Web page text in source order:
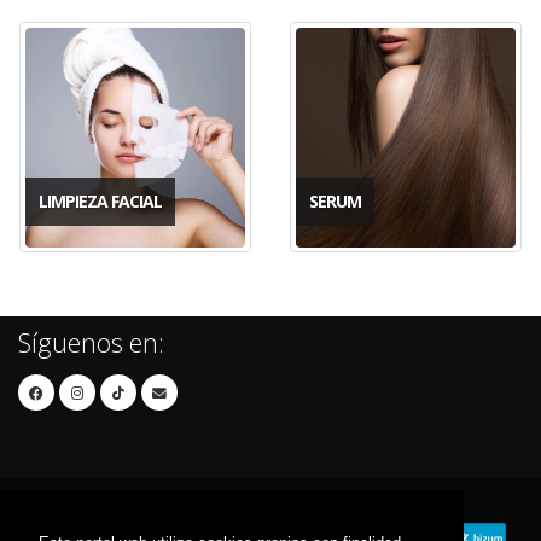
LIMPIEZA FACIAL SERUM
Síguenos en: